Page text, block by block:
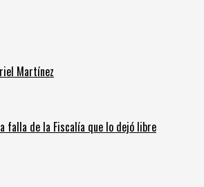
Martínez
falla de la Fiscalía que lo dejó libre